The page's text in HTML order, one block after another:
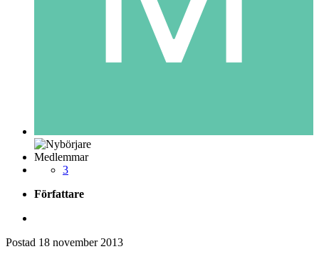
Medlemmar
3
Författare
Postad 18 november 2013